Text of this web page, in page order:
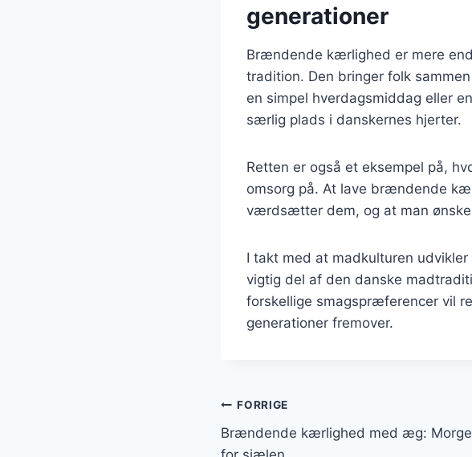
generationer
Brændende kærlighed er mere
tradition. Den bringer folk
en simpel hverdagsmiddag eller
særlig plads i danskernes hjerter.
Retten er også et eksempel på,
omsorg på. At lave brændende
værdsætter dem, og at man
I takt med at madkulturen
vigtig del af den danske
forskellige smagspræferencer vil
generationer fremover.
Indlægsnavigation
FORRIGE
Brændende kærlighed med æg: